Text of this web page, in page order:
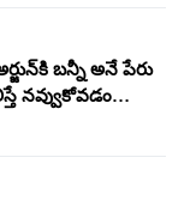
బ‌న్నీ అనే పేరు
న‌వ్వుకోవ‌డం